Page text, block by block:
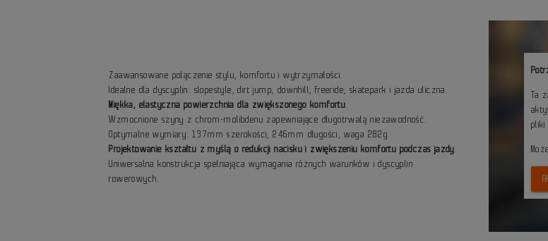
Zaawansowane połączenie stylu, komfortu i wytrzymałości.
Idealne dla dyscyplin: slopestyle, dirt jump, downhill, freeride, skatepark i jazda uliczna.
Miękka, elastyczna powierzchnia dla zwiększonego komfortu
Wzmocnione szyny z chrom-molibdenu zapewniające długotrwałą niezawodność.
Optymalne wymiary: 137mm szerokości, 246mm długości, waga 282g.
Projektowanie kształtu z myślą o redukcji nacisku i zwiększeniu komfortu podczas jazdy
Uniwersalna konstrukcja spełniająca wymagania różnych warunków i dyscyplin
rowerowych.
Ta
pliki